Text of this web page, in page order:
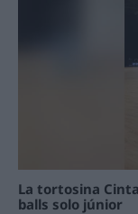
La tortosina
balls solo júnior